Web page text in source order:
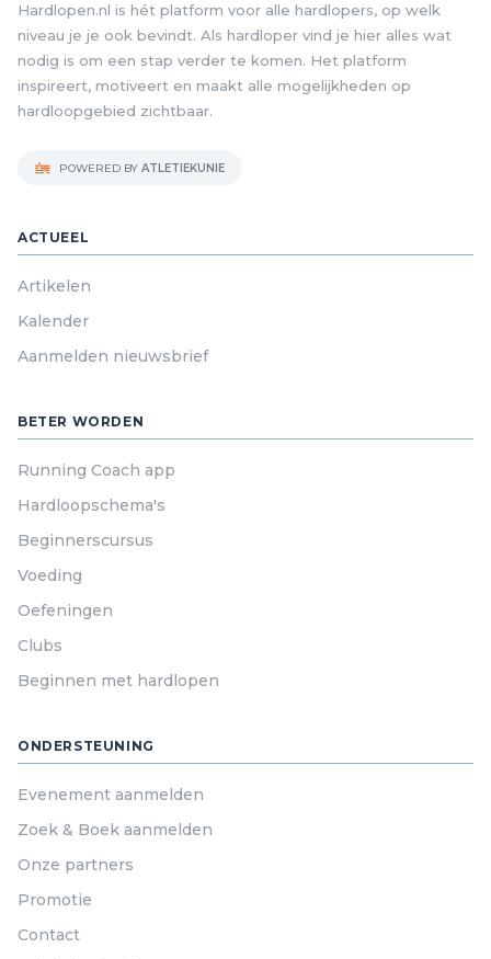
Hardlopen.nl is hét platform voor alle hardlopers, op welk
niveau je je ook bevindt. Als hardloper vind je hier alles wat
nodig is om een stap verder te komen. Het platform
inspireert, motiveert en maakt alle mogelijkheden op
hardloopgebied zichtbaar.
POWERED BY ATLETIEKUNIE
ACTUEEL
Artikelen
Kalender
Aanmelden nieuwsbrief
BETER WORDEN
Running Coach app
Hardloopschema's
Beginnerscursus
Voeding
Oefeningen
Clubs
Beginnen met hardlopen
ONDERSTEUNING
Evenement aanmelden
Zoek & Boek aanmelden
Onze partners
Promotie
Contact